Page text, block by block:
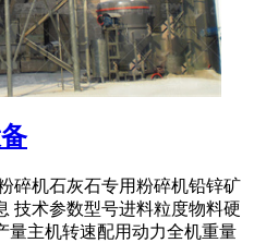
碎机石灰石专用粉碎机铅锌矿
技术参数型号进料粒度物料硬
量主机转速配用动力全机重量